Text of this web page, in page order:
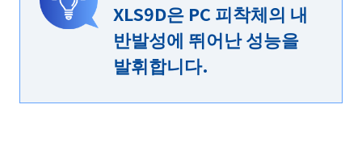
XLS9D은 PC 피착체의 내
반발성에 뛰어난 성능을
발휘합니다.